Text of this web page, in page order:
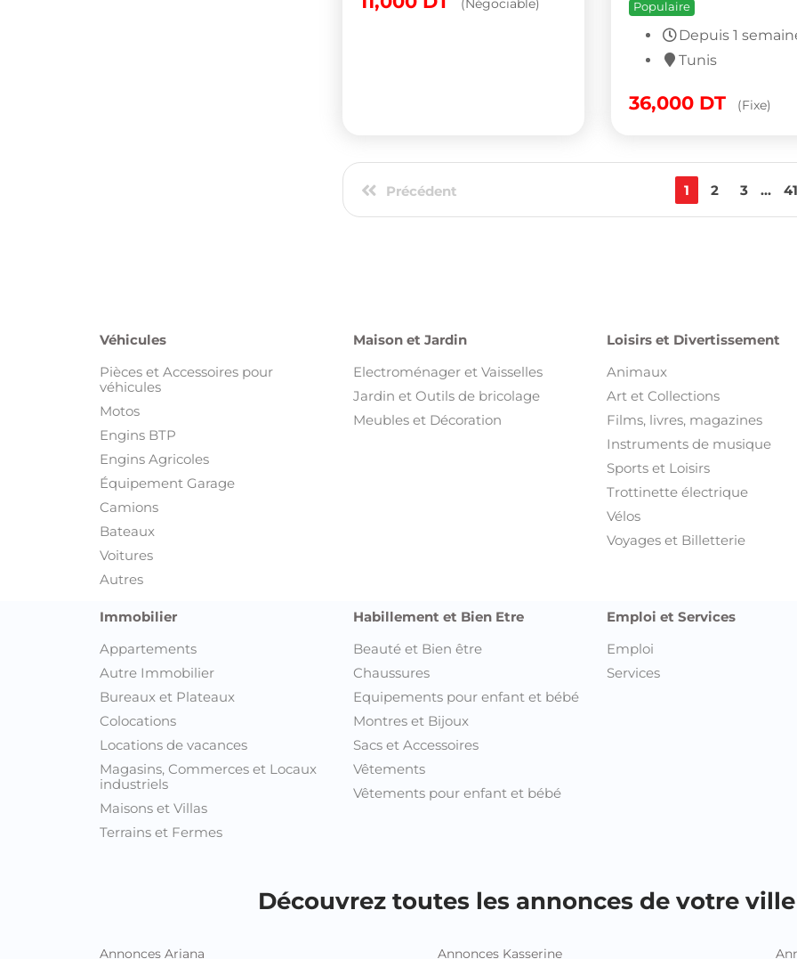
(Négociable) Populaire
Depuis 1
Tunis
36,000 DT (Fixe)
Précédent 1 2 3 ...
Véhicules
Pièces et Accessoires pour
véhicules
Motos
Engins BTP
Engins Agricoles
Équipement Garage
Camions
Bateaux
Voitures
Autres
Maison et Jardin
Electroménager et Vaisselles
Jardin et Outils de bricolage
Meubles et Décoration
Loisirs et Divertissement
Animaux
Art et Collections
Films, livres, magazines
Instruments de musique
Sports et Loisirs
Trottinette électrique
Vélos
Voyages et Billetterie
Immobilier
Appartements
Autre Immobilier
Bureaux et Plateaux
Colocations
Locations de vacances
Magasins, Commerces et Locaux
industriels
Maisons et Villas
Terrains et Fermes
Habillement et Bien Etre
Beauté et Bien être
Chaussures
Equipements pour enfant et bébé
Montres et Bijoux
Sacs et Accessoires
Vêtements
Vêtements pour enfant et bébé
Emploi et Services
Emploi
Services
Découvrez toutes les annonces de votre
Annonces Ariana Annonces Kasserine